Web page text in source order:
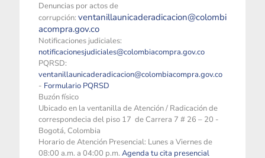
Denuncias por actos de
corrupción: ventanillaunicaderadicacion@colombi
acompra.gov.co
Notificaciones judiciales:
notificacionesjudiciales@colombiacompra.gov.co
PQRSD:
ventanillaunicaderadicacion@colombiacompra.gov.co
- Formulario PQRSD
Buzón físico
Ubicado en la ventanilla de Atención / Radicación de
correspondecia del piso 17 de Carrera 7 # 26 – 20 -
Bogotá, Colombia
Horario de Atención Presencial: Lunes a Viernes de
08:00 a.m. a 04:00 p.m. Agenda tu cita presencial